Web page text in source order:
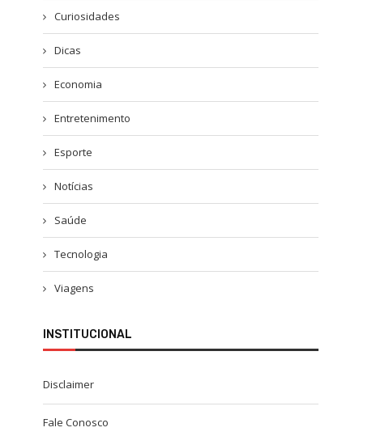
Curiosidades
Dicas
Economia
Entretenimento
Esporte
Notícias
Saúde
Tecnologia
Viagens
INSTITUCIONAL
Disclaimer
Fale Conosco